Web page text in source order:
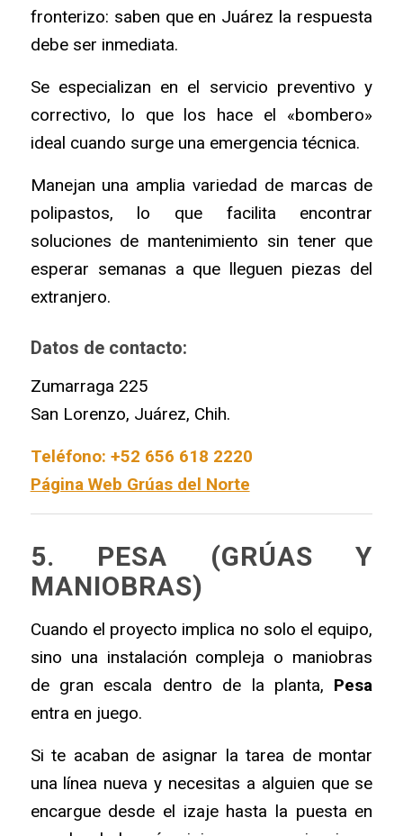
fronterizo: saben que en Juárez la respuesta
debe ser inmediata.
Se especializan en el servicio preventivo y
correctivo, lo que los hace el «bombero»
ideal cuando surge una emergencia técnica.
Manejan una amplia variedad de marcas de
polipastos, lo que facilita encontrar
soluciones de mantenimiento sin tener que
esperar semanas a que lleguen piezas del
extranjero.
Datos de contacto:
Zumarraga 225
San Lorenzo, Juárez, Chih.
Teléfono: +52 656 618 2220
Página Web Grúas del Norte
5. PESA (GRÚAS Y
MANIOBRAS)
Cuando el proyecto implica no solo el equipo,
sino una instalación compleja o maniobras
de gran escala dentro de la planta, Pesa
entra en juego.
Si te acaban de asignar la tarea de montar
una línea nueva y necesitas a alguien que se
encargue desde el izaje hasta la puesta en